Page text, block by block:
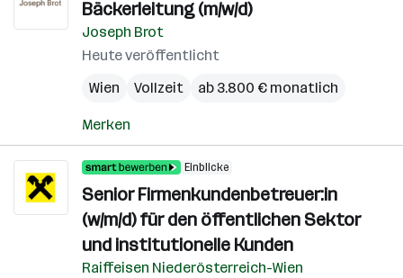
Bäckerleitung (m/w/d)
Joseph Brot
Heute veröffentlicht
Wien
Vollzeit ab 3.800 € monatlich
Merken
Einblicke
Senior Firmenkundenbetreuer:in
(w/m/d) für den öffentlichen Sektor
und institutionelle Kunden
Raiffeisen Niederösterreich-Wien